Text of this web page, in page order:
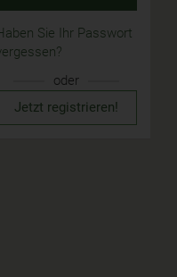
Sie Ihr Passwort
oder
Jetzt registrieren!